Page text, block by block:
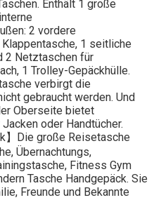
Enthält 1 große
2 vordere
1 seitliche
2 Netztaschen für
1 Trolley-Gepäckhülle.
verbirgt die
gebraucht werden. Und
Oberseite bietet
oder Handtücher.
】Die große Reisetasche
Übernachtungs,
Fitness Gym
Tasche Handgepäck. Sie
Freunde und Bekannte